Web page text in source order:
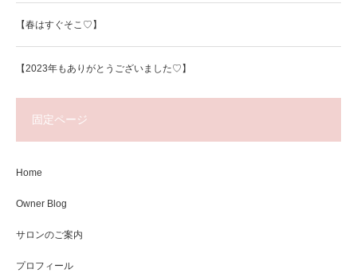
【春はすぐそこ♡】
【2023年もありがとうございました♡】
固定ページ
Home
Owner Blog
サロンのご案内
プロフィール